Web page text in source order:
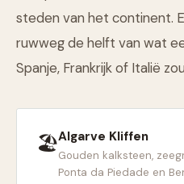
steden van het continent.
ruwweg de helft van wat
Spanje, Frankrijk of Italië
🏖Algarve Kliffen
Gouden kalksteen,
Ponta da Piedade en